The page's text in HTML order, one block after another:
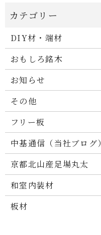
DIY材・端材
おもしろ銘木
お知らせ
その他
フリー板
中基通信（当社ブログ）
京都北山産足場丸太
和室内装材
板材